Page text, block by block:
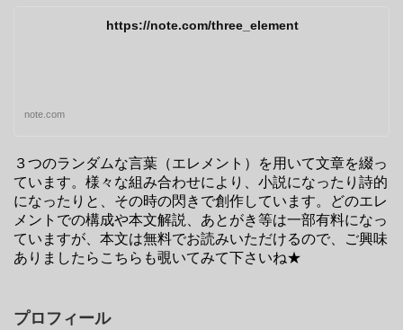
https://note.com/three_element
note.com
３つのランダムな言葉（エレメント）を用いて文章を綴っ
ています。様々な組み合わせにより、小説になったり詩的
になったりと、その時の閃きで創作しています。どのエレ
メントでの構成や本文解説、あとがき等は一部有料になっ
ていますが、本文は無料でお読みいただけるので、ご興味
ありましたらこちらも覗いてみて下さいね★
プロフィール